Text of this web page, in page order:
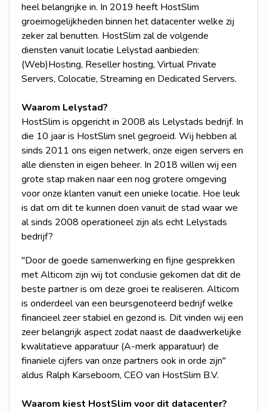
heel belangrijke in. In 2019 heeft HostSlim
groeimogelijkheden binnen het datacenter welke zij
zeker zal benutten. HostSlim zal de volgende
diensten vanuit locatie Lelystad aanbieden:
(Web)Hosting, Reseller hosting, Virtual Private
Servers, Colocatie, Streaming en Dedicated Servers.
Waarom Lelystad?
HostSlim is opgericht in 2008 als Lelystads bedrijf. In
die 10 jaar is HostSlim snel gegroeid. Wij hebben al
sinds 2011 ons eigen netwerk, onze eigen servers en
alle diensten in eigen beheer. In 2018 willen wij een
grote stap maken naar een nog grotere omgeving
voor onze klanten vanuit een unieke locatie. Hoe leuk
is dat om dit te kunnen doen vanuit de stad waar we
al sinds 2008 operationeel zijn als echt Lelystads
bedrijf?
"Door de goede samenwerking en fijne gesprekken
met Alticom zijn wij tot conclusie gekomen dat dit de
beste partner is om deze groei te realiseren. Alticom
is onderdeel van een beursgenoteerd bedrijf welke
financieel zeer stabiel en gezond is. Dit vinden wij een
zeer belangrijk aspect zodat naast de daadwerkelijke
kwalitatieve apparatuur (A-merk apparatuur) de
finaniele cijfers van onze partners ook in orde zijn"
aldus Ralph Karseboom, CEO van HostSlim B.V.
Waarom kiest HostSlim voor dit datacenter?